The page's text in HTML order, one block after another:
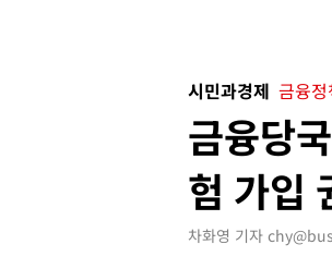
시민과경제 금융정
금융당
험 가입
차화영 기자